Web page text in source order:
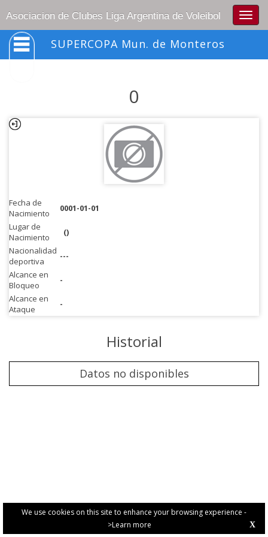
We use cookies on this site to enhance your browsing experience -
>Learn more
X
Asociacion de Clubes Liga Argentina de Voleibol
SUPERCOPA Mun. de Monteros
0
Fecha de
Nacimiento
0001-01-01
Lugar de
Nacimiento
()
Nacionalidad
deportiva
---
Alcance en
Bloqueo
-
Alcance en
Ataque
-
Historial
Datos no disponibles